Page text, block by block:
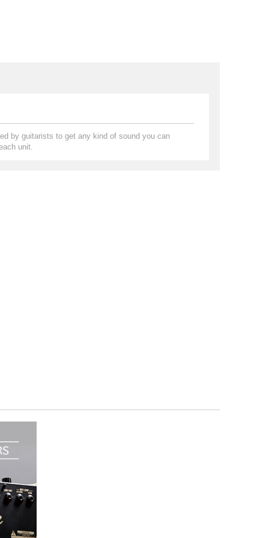
by guitarists to get any kind of sound you can
unit.